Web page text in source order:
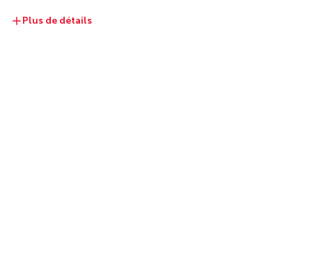
Plus de détails